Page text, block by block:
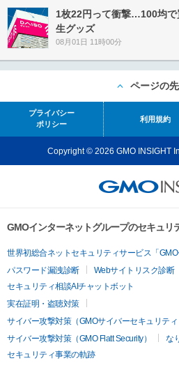
1枚22円って衝撃…100均
生グッズ
08月01日 11時00分
ページの
プライバシー
ポリシー
利用規約
Copyright © 2026 GMO INSIGHT
GMOインターネットグループのセキュリ
世界初総合ネットセキュリティサービス「GMO
パスワード漏洩診断
Webサイトリスク診断
セキュリティ相談AIチャットボット
実在証明・盗聴対策
サイバー攻撃対策（GMOサイバーセキュリティ
サイバー攻撃対策（GMO Flatt Security）
な
セキュリティ事業の軌跡